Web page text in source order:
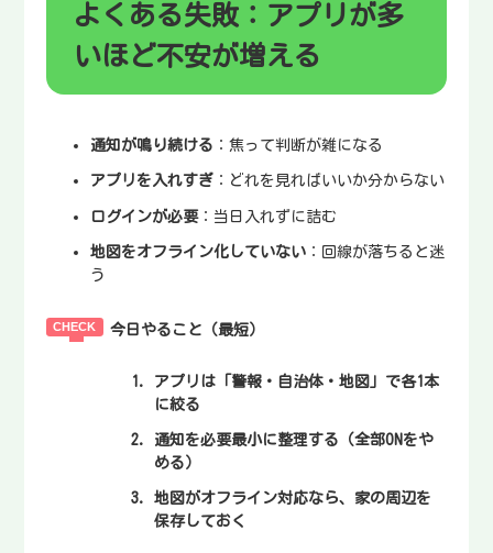
よくある失敗：アプリが多
いほど不安が増える
通知が鳴り続ける ：焦って判断が雑になる
アプリを入れすぎ ：どれを見ればいいか分からない
ログインが必要：当日入れずに詰む
地図をオフライン化していない ：回線が落ちると迷
う
今日やること（最短）
アプリは「警報・自治体・地図」で各1本
に絞る
通知を必要最小に整理する（全部ONをや
める）
地図がオフライン対応なら、家の周辺を
保存しておく